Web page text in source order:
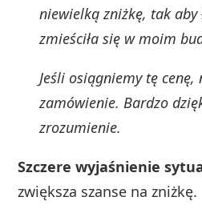
niewielką zniżkę, tak aby
zmieściła się w moim
Jeśli osiągniemy tę cenę,
zamówienie. Bardzo
zrozumienie.
Szczere wyjaśnienie
zwiększa szanse na zniżkę.